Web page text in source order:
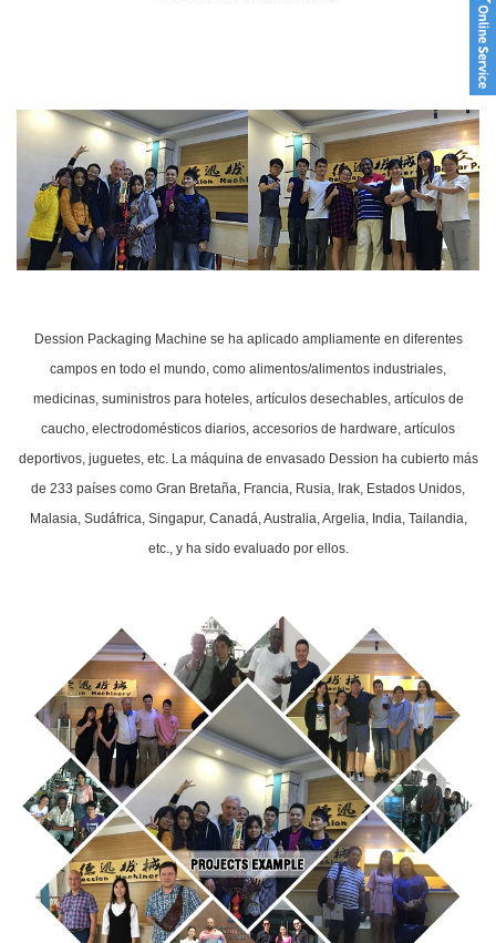
Dession Packaging Machine se ha aplicado ampliamente en diferentes
campos en todo el mundo, como alimentos/alimentos industriales,
medicinas, suministros para hoteles, artículos desechables, artículos de
caucho, electrodomésticos diarios, accesorios de hardware, artículos
deportivos, juguetes, etc. La máquina de envasado Dession ha cubierto más
de 233 países como Gran Bretaña, Francia, Rusia, Irak, Estados Unidos,
Malasia, Sudáfrica, Singapur, Canadá, Australia, Argelia, India, Tailandia,
etc., y ha sido evaluado por ellos.